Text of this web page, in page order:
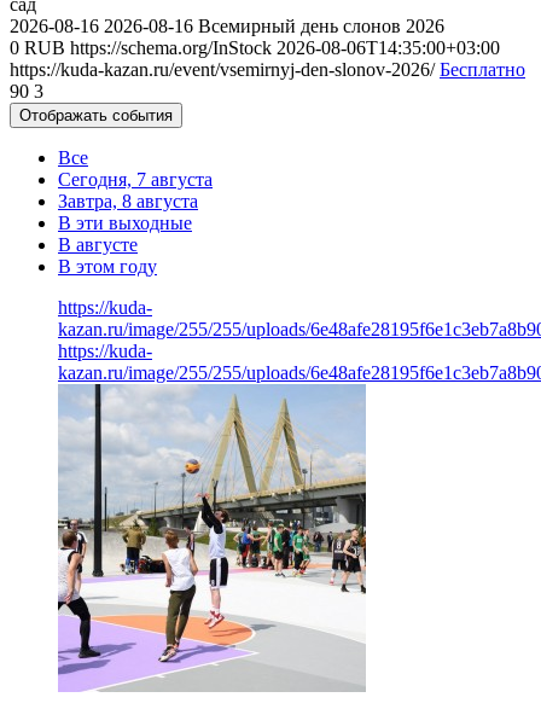
2026-08-16 2026-08-16 Всемирный день слонов 2026
0 RUB https://schema.org/InStock 2026-08-06T14:35:00+03:00
https://kuda-kazan.ru/event/vsemirnyj-den-slonov-2026/ Бесплатно
90 3
Отображать события
Все
Сегодня, 7 августа
Завтра, 8 августа
В эти выходные
В августе
В этом году
https://kuda-
kazan.ru/image/255/255/uploads/
https://kuda-
kazan.ru/image/255/255/uploads/